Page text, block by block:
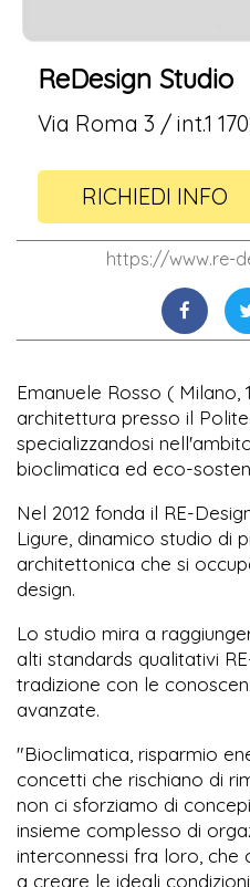
ReDesign Studio
Via Roma 3 / int.1
RICHIEDI INFO
https://www.re-
Emanuele Rosso ( Milano,
architettura presso il
specializzandosi
bioclimatica ed eco-
​Nel 2012 fonda il RE-
Ligure, dinamico studio di
architettonica che si
design.
​Lo studio mira a
alti standards qualitativi
tradizione con le
avanzate.
​"Bioclimatica, risparmio
concetti che rischiano di
non ci sforziamo di
insieme complesso di
interconnessi fra loro, che
a creare le ideali